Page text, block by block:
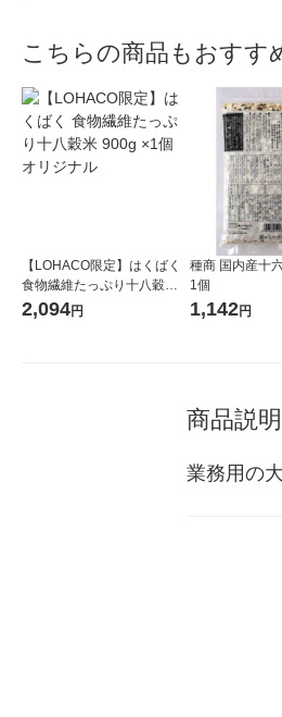
こちらの商品もおすす
【LOHACO限定】はくばく
食物繊維たっぷり十八穀米 9
00g ×1個 オリジナル
2,094円
種商 国内産十
1個
1,142円
商品説明
業務用の